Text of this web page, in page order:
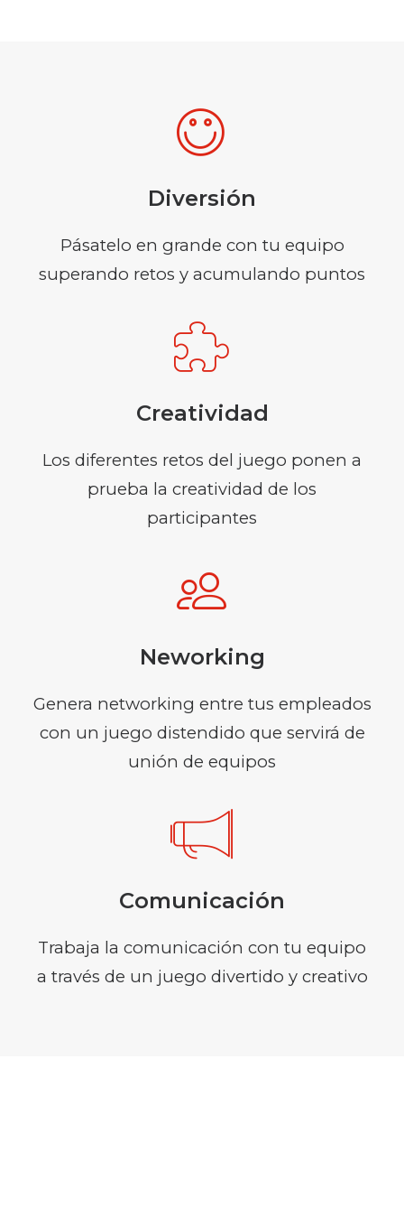
Diversión
Pásatelo en grande con tu equipo
superando retos y acumulando puntos
Creatividad
Los diferentes retos del juego ponen a
prueba la creatividad de los
participantes
Neworking
Genera networking entre tus empleados
con un juego distendido que servirá de
unión de equipos
Comunicación
Trabaja la comunicación con tu equipo
a través de un juego divertido y creativo